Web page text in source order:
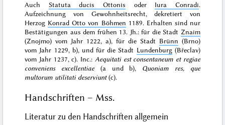
Auch Statuta ducis Ottonis oder Iura Conradi.
Aufzeichnung von Gewohnheitsrecht, dekretiert von
Herzog Konrad Otto von Böhmen 1189. Erhalten sind nur
Bestätigungen aus dem frühen 13. Jh.: für die Stadt Znaim
(Znojmo) vom Jahr 1222, a), für die Stadt Brünn (Brno)
vom Jahr 1229, b), und für die Stadt Lundenburg(Břeclav)
vom Jahr 1237, c). Inc.: Aequitati est consentaneum et regiae
conveniens excellentiae (a und b), Quoniam res, que
multorum utilitati deserviunt(c).
Handschriften – Mss.
Literatur zu den Handschriften allgemein